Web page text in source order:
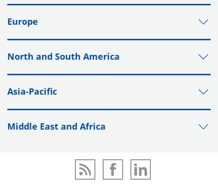
Europe
North and South America
Asia-Pacific
Middle East and Africa